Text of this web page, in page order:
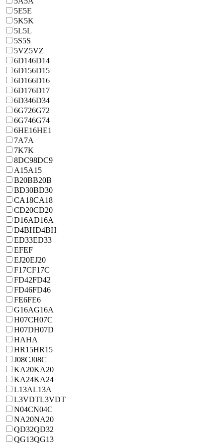
5E5E
5K5K
5L5L
5S5S
5VZ5VZ
6D146D14
6D156D15
6D166D16
6D176D17
6D346D34
6G726G72
6G746G74
6HE16HE1
7A7A
7K7K
8DC98DC9
A15A15
B20BB20B
BD30BD30
CA18CA18
CD20CD20
D16AD16A
D4BHD4BH
ED33ED33
EFEF
EJ20EJ20
F17CF17C
FD42FD42
FD46FD46
FE6FE6
G16AG16A
H07CH07C
H07DH07D
HAHA
HR15HR15
J08CJ08C
KA20KA20
KA24KA24
L13AL13A
L3VDTL3VDT
N04CN04C
NA20NA20
QD32QD32
QG13QG13